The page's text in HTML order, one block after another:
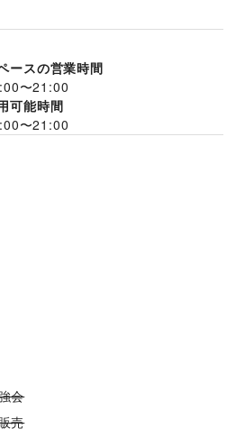
ースの営業時間
〜21:00
可能時間
〜21:00
会
売